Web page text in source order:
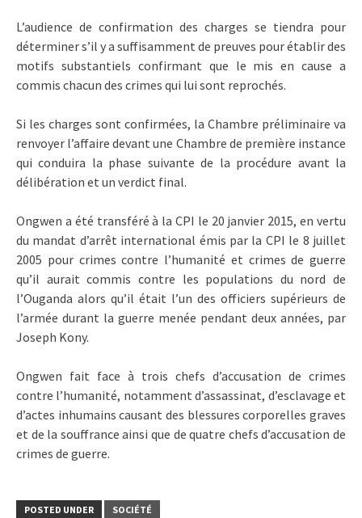
L’audience de confirmation des charges se tiendra pour
déterminer s’il y a suffisamment de preuves pour établir des
motifs substantiels confirmant que le mis en cause a
commis chacun des crimes qui lui sont reprochés.
Si les charges sont confirmées, la Chambre préliminaire va
renvoyer l’affaire devant une Chambre de première instance
qui conduira la phase suivante de la procédure avant la
délibération et un verdict final.
Ongwen a été transféré à la CPI le 20 janvier 2015, en vertu
du mandat d’arrêt international émis par la CPI le 8 juillet
2005 pour crimes contre l’humanité et crimes de guerre
qu’il aurait commis contre les populations du nord de
l’Ouganda alors qu’il était l’un des officiers supérieurs de
l’armée durant la guerre menée pendant deux années, par
Joseph Kony.
Ongwen fait face à trois chefs d’accusation de crimes
contre l’humanité, notamment d’assassinat, d’esclavage et
d’actes inhumains causant des blessures corporelles graves
et de la souffrance ainsi que de quatre chefs d’accusation de
crimes de guerre.
POSTED UNDER
SOCIÉTÉ